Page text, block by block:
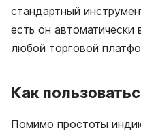
стандартный
есть он автоматически
любой торговой
Как
Помимо простоты